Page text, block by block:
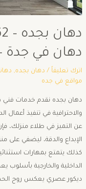
دهان في جدة
اترك تعليقاً / دهان بجده,
مواقع في جده
دهان بجده نقدم خدمات فني
والاحترافية في تنفيذ أعمال
عن التميز في طلاء منزلك،
الإبداع والدقة، ليضفي على
كذلك يتمتع بمهارات
الداخلية والخارجية
ديكور عصري يعكس روح